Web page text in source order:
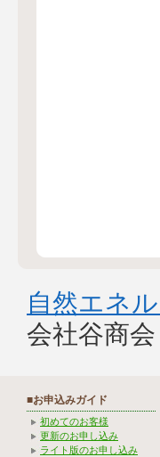
自然エネ
会社谷商
■お申込みガイド
初めてのお客様
更新のお申し込み
ライト版のお申し込み